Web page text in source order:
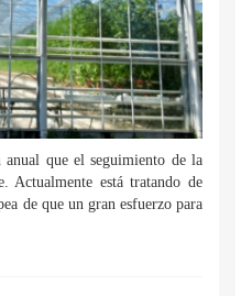
que el seguimiento de la
Actualmente está tratando de
de que un gran esfuerzo para